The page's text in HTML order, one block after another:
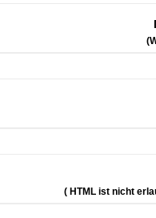
( HTML ist nicht